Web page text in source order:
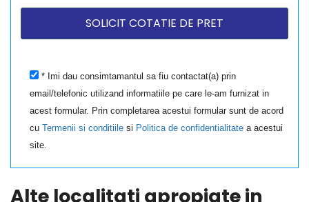
* Imi dau consimtamantul sa fiu contactat(a) prin
email/telefonic utilizand informatiile pe care le-am furnizat in
acest formular. Prin completarea acestui formular sunt de acord
cuTermenii si conditiile si Politica de confidentialitate a acestui
site.
Alte localitati apropiate in